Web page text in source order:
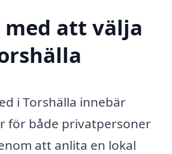
med att välja
i Torshälla innebär
för både privatpersoner
att anlita en lokal